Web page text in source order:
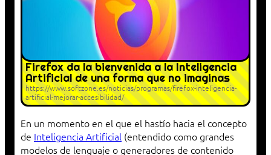
Firefox da la bienvenida a la Inteligencia
Artificial de una forma que no imaginas
https://www.softzone.es/noticias/programas/firefox-inteligencia-
artificial-mejorar-accesibilidad/
En un momento en el que el hastío hacia el concepto
de Inteligencia Artificial (entendido como grandes
modelos de lenguaje o generadores de contenido